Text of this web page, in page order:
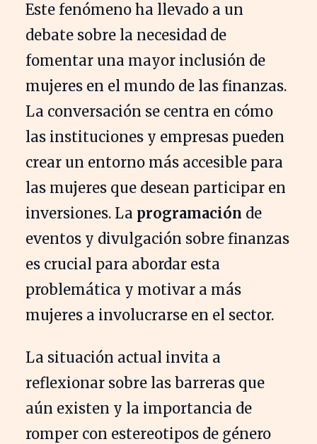
Este fenómeno ha llevado a un
debate sobre la necesidad de
fomentar una mayor inclusión de
mujeres en el mundo de las finanzas.
La conversación se centra en cómo
las instituciones y empresas pueden
crear un entorno más accesible para
las mujeres que desean participar en
inversiones. La programación de
eventos y divulgación sobre finanzas
es crucial para abordar esta
problemática y motivar a más
mujeres a involucrarse en el sector.
La situación actual invita a
reflexionar sobre las barreras que
aún existen y la importancia de
romper con estereotipos de género